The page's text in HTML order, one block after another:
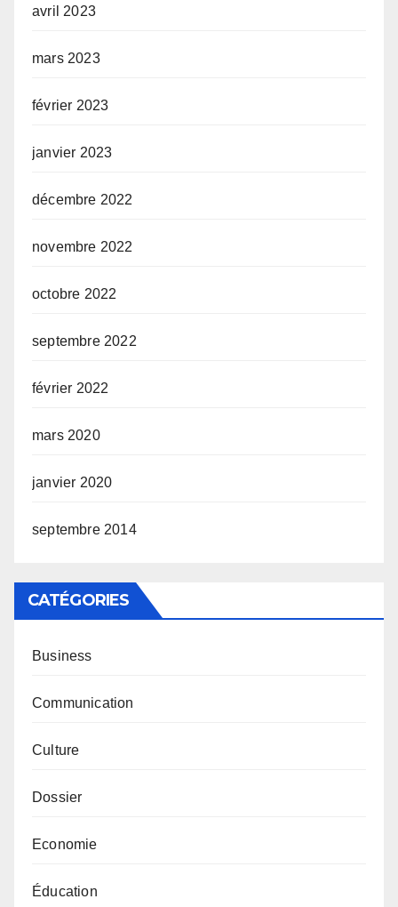
avril 2023
mars 2023
février 2023
janvier 2023
décembre 2022
novembre 2022
octobre 2022
septembre 2022
février 2022
mars 2020
janvier 2020
septembre 2014
CATÉGORIES
Business
Communication
Culture
Dossier
Economie
Éducation